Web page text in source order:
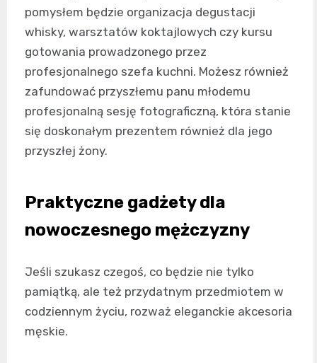
pomysłem będzie organizacja degustacji
whisky, warsztatów koktajlowych czy kursu
gotowania prowadzonego przez
profesjonalnego szefa kuchni. Możesz również
zafundować przyszłemu panu młodemu
profesjonalną sesję fotograficzną, która stanie
się doskonałym prezentem również dla jego
przyszłej żony.
Praktyczne gadżety dla
nowoczesnego mężczyzny
Jeśli szukasz czegoś, co będzie nie tylko
pamiątką, ale też przydatnym przedmiotem w
codziennym życiu, rozważ eleganckie akcesoria
męskie.